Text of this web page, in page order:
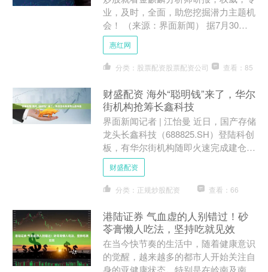
业，及时，全面，助您挖掘潜力主题机
会！ （来源：界面新闻） 据7月30日
声明，云基础设施提供商Nscale将收购
AI软件初创公....
惠红网
分类：股票配资股票配资公司 查看：85
财盛配资 海外“聪明钱”来了，华尔
街机构抢筹长鑫科技
界面新闻记者 | 江怡曼 近日，国产存储
龙头长鑫科技（688825.SH）登陆科创
板，有华尔街机构随即火速完成建仓动
作。 美国主动管理型ETF提供商Tema
E....
财盛配资
分类：正规炒股配资 查看：66
港陆证券 气血虚的人别错过！砂
苓膏懒人吃法，坚持吃就见效
在当今快节奏的生活中，随着健康意识
的觉醒，越来越多的都市人开始关注自
身的亚健康状态。特别是在岭南及南方